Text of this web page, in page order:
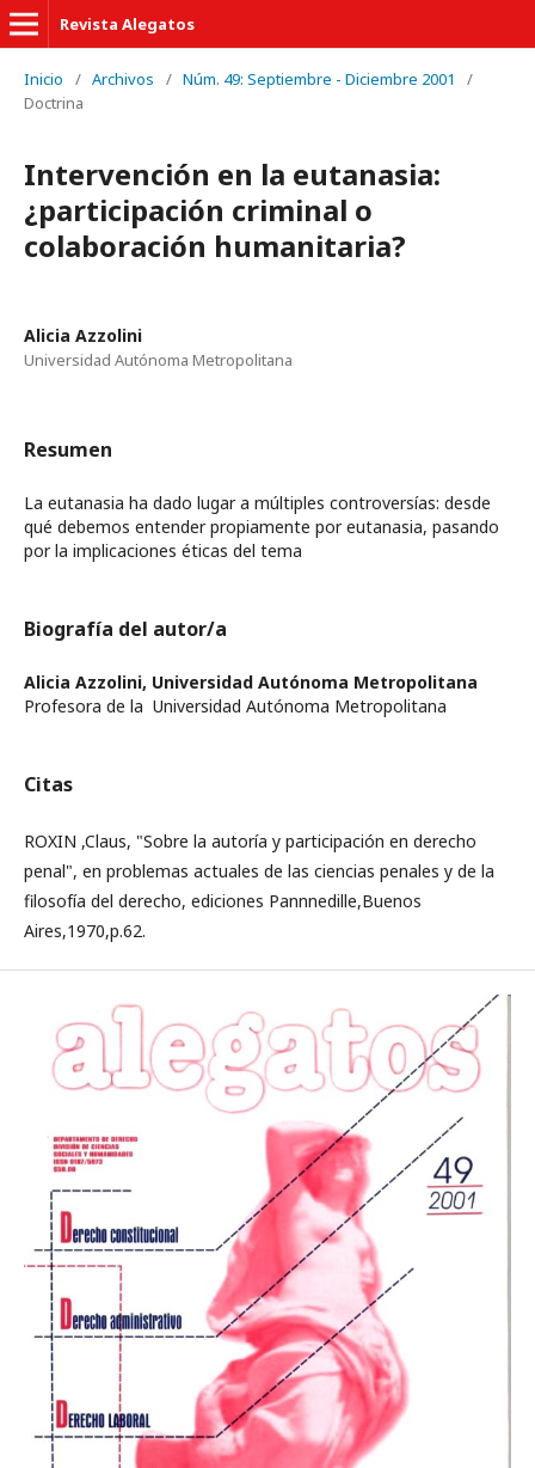
Revista Alegatos
Inicio / Archivos / Núm. 49: Septiembre - Diciembre 2001
/
Doctrina
Intervención en la eutanasia:
¿participación criminal o
colaboración humanitaria?
Alicia Azzolini
Universidad Autónoma Metropolitana
Resumen
La eutanasia ha dado lugar a múltiples controversías: desde
qué debemos entender propiamente por eutanasia, pasando
por la implicaciones éticas del tema
Biografía del autor/a
Alicia Azzolini, Universidad Autónoma Metropolitana
Profesora de la Universidad Autónoma Metropolitana
Citas
ROXIN ,Claus, "Sobre la autoría y participación en derecho
penal", en problemas actuales de las ciencias penales y de la
filosofía del derecho, ediciones Pannnedille,Buenos
Aires,1970,p.62.